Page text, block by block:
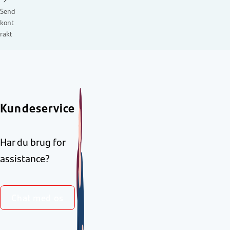
Send
kont
rakt
Kundeservice
Har du brug for
assistance?